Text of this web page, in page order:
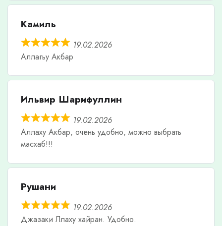
Камиль
19.02.2026
Аллагьу Акбар
Ильвир Шарифуллин
19.02.2026
Аллаху Акбар, очень удобно, можно выбрать
масхаб!!!
Рушани
19.02.2026
Джазаки Ллаху хайран. Удобно.